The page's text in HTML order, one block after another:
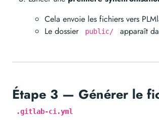
Cela envoie les fichiers vers
Le dossier
public/ apparaît
Étape 3 — Générer le
.gitlab-ci.yml